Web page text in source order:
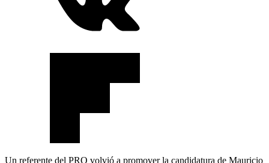
Un referente del PRO volvió a promover la candidatura de Mauricio